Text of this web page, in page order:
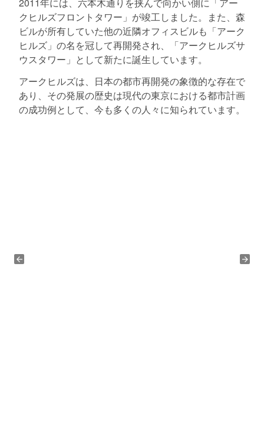
クヒルズフロントタワー」が竣工しました。また、森
ビルが所有していた他の近隣オフィスビルも「アーク
ヒルズ」の名を冠して再開発され、「アークヒルズサ
ウスタワー」として新たに誕生しています。
アークヒルズは、日本の都市再開発の象徴的な存在で
あり、その発展の歴史は現代の東京における都市計画
の成功例として、今も多くの人々に知られています。